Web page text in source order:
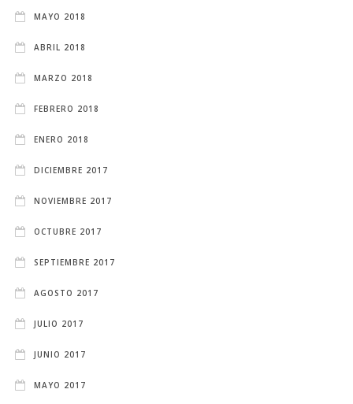
MAYO 2018
ABRIL 2018
MARZO 2018
FEBRERO 2018
ENERO 2018
DICIEMBRE 2017
NOVIEMBRE 2017
OCTUBRE 2017
SEPTIEMBRE 2017
AGOSTO 2017
JULIO 2017
JUNIO 2017
MAYO 2017